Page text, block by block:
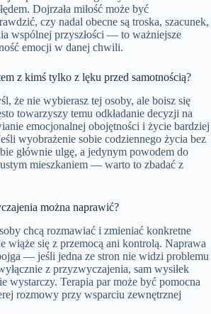
Dojrzała miłość może być
czy nadal obecne są troska, szacunek,
wspólnej przyszłości — to ważniejsze
emocji w danej chwili.
z kimś tylko z lęku przed samotnością?
że nie wybierasz tej osoby, ale boisz się
towarzyszy temu odkładanie decyzji na
emocjonalnej obojętności i życie bardziej
wyobrażenie sobie codziennego życia bez
głównie ulgę, a jedynym powodem do
mieszkaniem — warto to zbadać z
można naprawić?
chcą rozmawiać i zmieniać konkretne
wiąże się z przemocą ani kontrolą. Naprawa
— jeśli jedna ze stron nie widzi problemu
z przyzwyczajenia, sam wysiłek
wystarczy. Terapia par może być pomocna
rozmowy przy wsparciu zewnętrznej